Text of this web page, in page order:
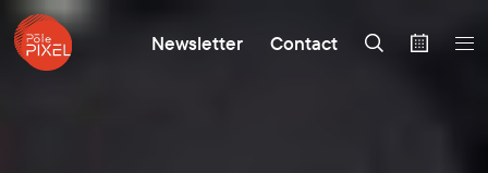
Newsletter Contact